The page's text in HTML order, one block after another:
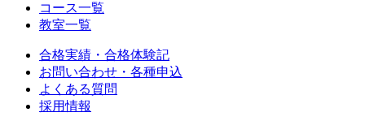
コース一覧
教室一覧
合格実績・合格体験記
お問い合わせ・各種申込
よくある質問
採用情報